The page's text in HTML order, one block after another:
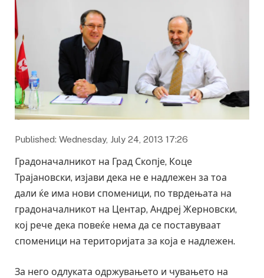
Published: Wednesday, July 24, 2013 17:26
Градоначалникот на Град Скопје, Коце
Трајановски, изјави дека не е надлежен за тоа
дали ќе има нови споменици, по тврдењата на
градоначалникот на Центар, Андреј Жерновски,
кој рече дека повеќе нема да се поставуваат
споменици на територијата за која е надлежен.
За него одлуката одржувањето и чувањето на